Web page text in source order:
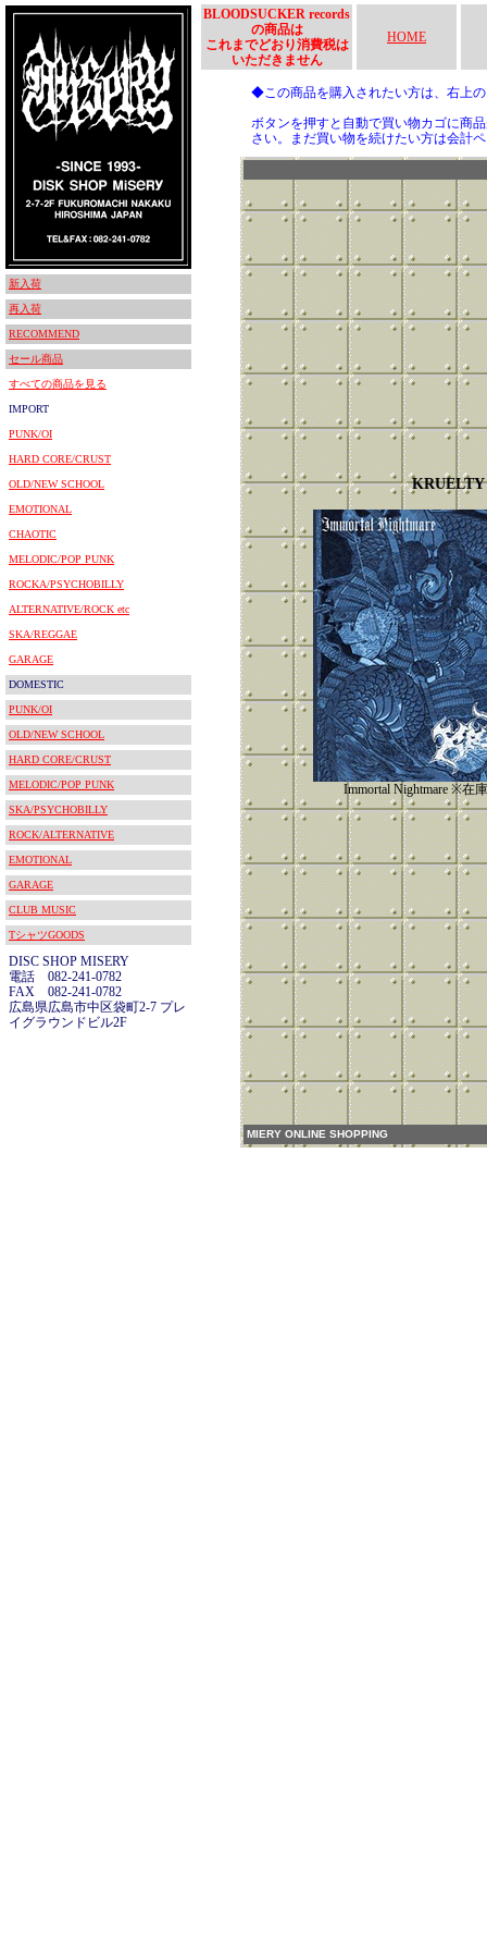
新入荷
再入荷
RECOMMEND
セール商品
すべての商品を見る
IMPORT
PUNK/OI
HARD CORE/CRUST
OLD/NEW SCHOOL
EMOTIONAL
CHAOTIC
MELODIC/POP PUNK
ROCKA/PSYCHOBILLY
ALTERNATIVE/ROCK etc
SKA/REGGAE
GARAGE
DOMESTIC
PUNK/OI
OLD/NEW SCHOOL
HARD CORE/CRUST
MELODIC/POP PUNK
SKA/PSYCHOBILLY
ROCK/ALTERNATIVE
EMOTIONAL
GARAGE
CLUB MUSIC
TシャツGOODS
DISC SHOP MISERY
電話 082-241-0782
FAX 082-241-0782
広島県広島市中区袋町2-7 プレ
イグラウンドビル2F
BLOODSUCKER records
の商品は
これまでどおり消費税は
いただきません
HOME
◆この商品を購入されたい方は、右上
ボタンを押すと自動で買い物カゴに商
さい。まだ買い物を続けたい方は会計
KRUELTY
Immortal Nightmare ※在
MIERY ONLINE SHOPPING